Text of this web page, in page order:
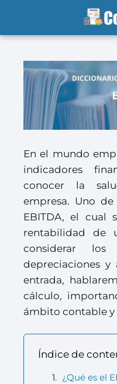
En el mundo
indicadores
conocer la
empresa. Uno
EBITDA, el cual
rentabilidad de
considerar los
depreciaciones y
entrada,
cálculo,
ámbito contable y
Índice de
¿Qué es el